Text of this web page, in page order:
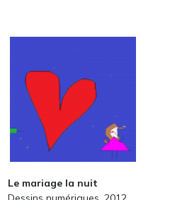
Le mariage la nuit